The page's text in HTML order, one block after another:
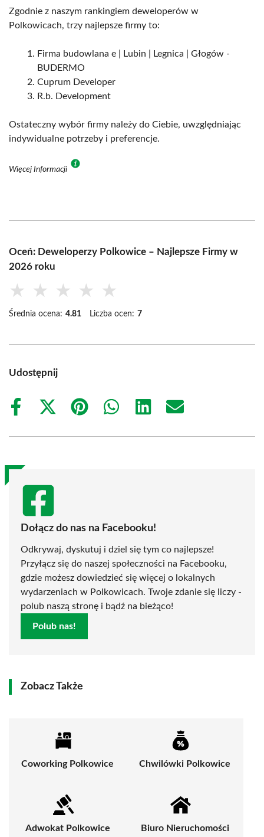
Zgodnie z naszym rankingiem deweloperów w
Polkowicach, trzy najlepsze firmy to:
Firma budowlana e | Lubin | Legnica | Głogów -
BUDERMO
Cuprum Developer
R.b. Development
Ostateczny wybór firmy należy do Ciebie, uwzględniając
indywidualne potrzeby i preferencje.
Więcej Informacji
Oceń: Deweloperzy Polkowice – Najlepsze Firmy w
2026 roku
★ ★ ★ ★ ★
Średnia ocena: 4.81 Liczba ocen: 7
Udostępnij
Share
Share
(Twitter)
Share
Share
Share
Share
Dołącz do nas na Facebooku!
Odkrywaj, dyskutuj i dziel się tym co najlepsze!
Przyłącz się do naszej społeczności na Facebooku,
gdzie możesz dowiedzieć się więcej o lokalnych
wydarzeniach w Polkowicach. Twoje zdanie się liczy -
polub naszą stronę i bądź na bieżąco!
Polub nas!
Zobacz Także
Coworking Polkowice Chwilówki Polkowice
Adwokat Polkowice
Biuro Nieruchomości